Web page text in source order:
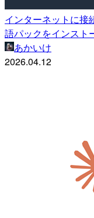
インターネットに接
語パックをインスト
あかいけ
2026.04.12